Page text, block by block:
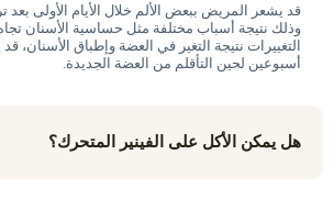
قد يشعر المريض ببعض الألم خلال الأيام الأولى بعد
وذلك نتيجة أسباب مختلفة مثل حساسية الأسنان
التغييرات نتيجة التغير في العضة وإطباق الأسنان،
أسبوعين لحين التأقلم من العضة الجديدة.
هل يمكن الأكل على الفينير المتحرك؟